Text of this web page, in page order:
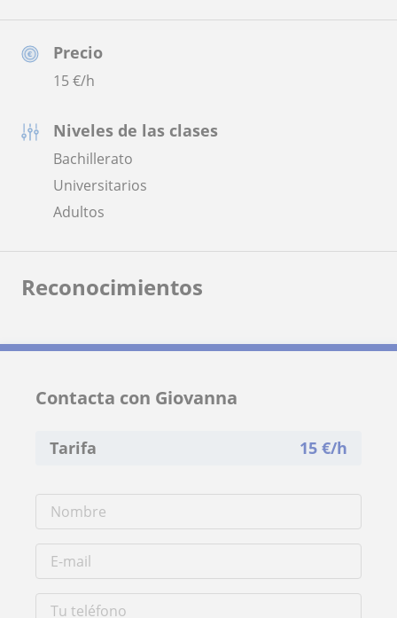
Precio
15€/h
Niveles de las clases
Bachillerato
Universitarios
Adultos
Reconocimientos
Contacta con Giovanna
Tarifa 15 €/h